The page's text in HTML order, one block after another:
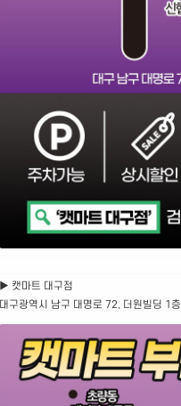
▶ 캣마트 대구점
대구광역시 남구 대명로 72, 더원빌딩 1층